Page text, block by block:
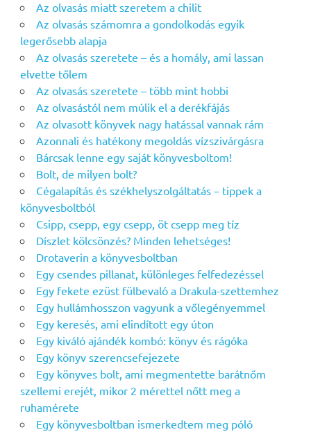
Az olvasás miatt szeretem a chilit
Az olvasás számomra a gondolkodás egyik
legerősebb alapja
Az olvasás szeretete – és a homály, ami lassan
elvette tőlem
Az olvasás szeretete – több mint hobbi
Az olvasástól nem múlik el a derékfájás
Az olvasott könyvek nagy hatással vannak rám
Azonnali és hatékony megoldás vízszivárgásra
Bárcsak lenne egy saját könyvesboltom!
Bolt, de milyen bolt?
Cégalapítás és székhelyszolgáltatás – tippek a
könyvesboltból
Csipp, csepp, egy csepp, öt csepp meg tíz
Díszlet kölcsönzés? Minden lehetséges!
Drotaverin a könyvesboltban
Egy csendes pillanat, különleges felfedezéssel
Egy fekete ezüst fülbevaló a Drakula-szettemhez
Egy hullámhosszon vagyunk a vőlegényemmel
Egy keresés, ami elindított egy úton
Egy kiváló ajándék kombó: könyv és rágóka
Egy könyv szerencsefejezete
Egy könyves bolt, ami megmentette barátnőm
szellemi erejét, mikor 2 mérettel nőtt meg a
ruhamérete
Egy könyvesboltban ismerkedtem meg póló